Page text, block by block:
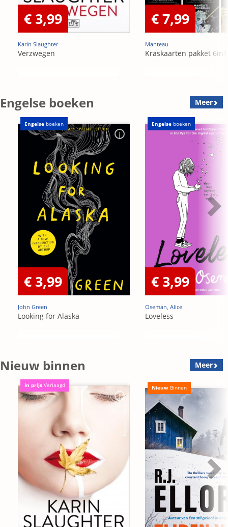
€ 3,99
Karin Slaughter
Verzwegen
€ 7,99
Manteau
Kraskaarten pakket 6in1
Engelse boeken Meer
Engelse boeken
€ 3,99
John Green
Looking for Alaska
Engelse boeken
€ 3,99
Oseman, Alice
Loveless
Nieuw binnen Meer
In prijs Verlaagd Nieuw Binnen